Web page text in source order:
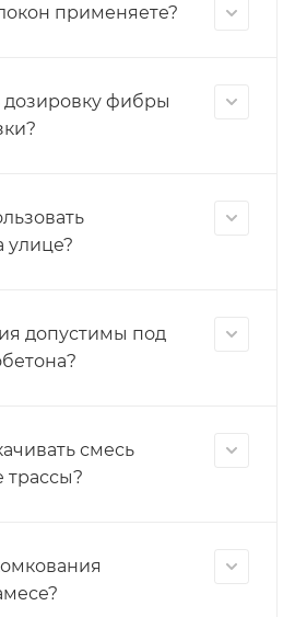
применяете?
дозировку фибры
улице?
допустимы под
смесь
трассы?